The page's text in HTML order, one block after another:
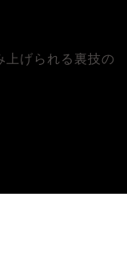
上げられる裏技の